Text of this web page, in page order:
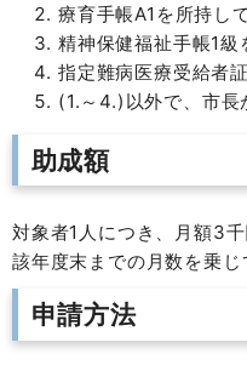
療育手帳A1を所持し
精神保健福祉手帳1
指定難病医療受給者
(1.～4.)以外で、市長
助成額
対象者1人につき、月額3
該年度末までの月数を乗
申請方法